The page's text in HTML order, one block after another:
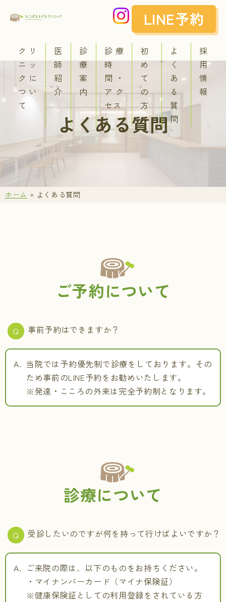
クリ
ニッ
クに
つい
て
医
師
紹
介
診
療
案
内
診療
時
間・
アク
セス
初
め
て
の
方
へ
よ
く
あ
る
質
問
採
用
情
報
LINE予約
よくある質問
ホーム » よくある質問
ご予約について
事前予約はできますか？
当院では予約優先制で診療をしております。その
ため事前のLINE予約をお勧めいたします。
※発達・こころの外来は完全予約制となります。
診療について
受診したいのですが何を持って行けばよいですか？
ご来院の際は、以下のものをお持ちください。
・マイナンバーカード（マイナ保険証）
※健康保険証としての利用登録をされている方